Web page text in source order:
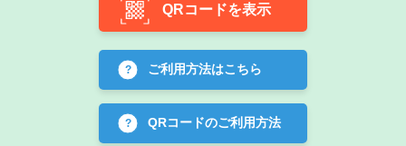
QRコードを表示
ご利用方法はこちら
QRコードのご利用方法